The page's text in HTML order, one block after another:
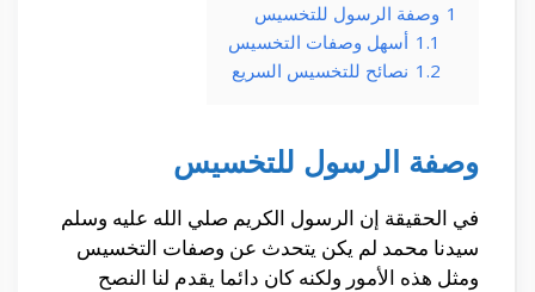
1 وصفة الرسول للتخسيس
1.1 أسهل وصفات التخسيس
1.2 نصائح للتخسيس السريع
وصفة الرسول للتخسيس
في الحقيقة إن الرسول الكريم صلي الله عليه وسلم
سيدنا محمد لم يكن يتحدث عن وصفات التخسيس
ومثل هذه الأمور ولكنه كان دائما يقدم لنا النصح